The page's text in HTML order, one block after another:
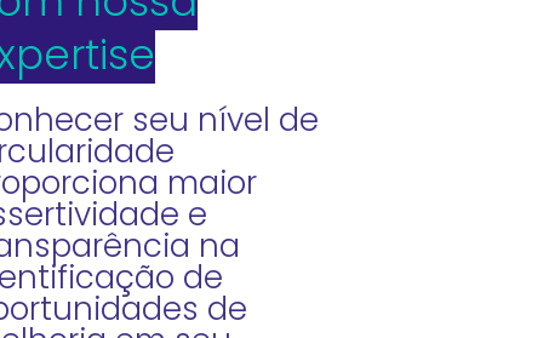
seu nível de
maior
e
na
de
de